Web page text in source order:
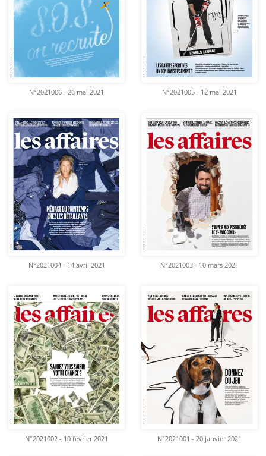
N°2021006 - 26 mai 2021 N°2021005 - 12 mai 2021
N°2021004 - 14 avril 2021 N°2021003 - 10 mars 2021
N°2021002 - 10 février 2021 N°2021001 - 20 janvier 2021